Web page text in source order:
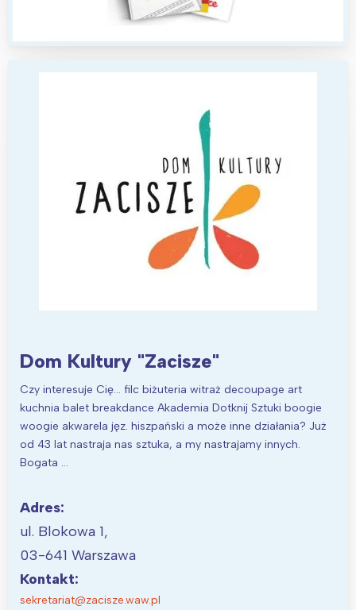
Dom Kultury "Zacisze"
Czy interesuje Cię… filc biżuteria witraż decoupage art
kuchnia balet breakdance Akademia Dotknij Sztuki boogie
woogie akwarela jęz. hiszpański a może inne działania? Już
od 43 lat nastraja nas sztuka, a my nastrajamy innych.
Bogata …
Adres:
ul. Blokowa 1,
03-641 Warszawa
Kontakt:
sekretariat@zacisze.waw.pl
Interesują mnie wydarzenia z
tego regionu:
Śląsk
Kraków